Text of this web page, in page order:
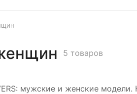
5 товаров
мужские и женские